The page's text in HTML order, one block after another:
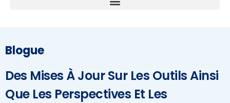
Blogue
Des Mises À Jour Sur Les Outils Ainsi
Que Les Perspectives Et Les